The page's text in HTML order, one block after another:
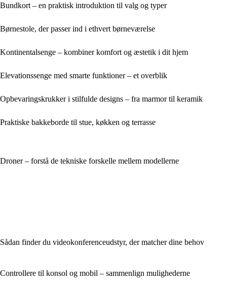
Bundkort – en praktisk introduktion til valg og typer
Børnestole, der passer ind i ethvert børneværelse
Kontinentalsenge – kombiner komfort og æstetik i dit hjem
Elevationssenge med smarte funktioner – et overblik
Opbevaringskrukker i stilfulde designs – fra marmor til keramik
Praktiske bakkeborde til stue, køkken og terrasse
Droner – forstå de tekniske forskelle mellem modellerne
Sådan finder du videokonferenceudstyr, der matcher dine behov
Controllere til konsol og mobil – sammenlign mulighederne